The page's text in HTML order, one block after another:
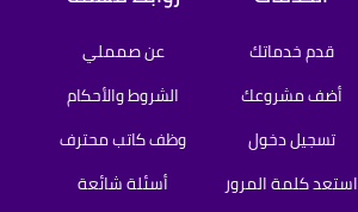
قدم خدماتك
أضف مشروعك
تسجيل دخول
استعد كلمة المرور
عن صمملي
الشروط والأحكام
وظف كاتب محترف
أسئلة شائعة